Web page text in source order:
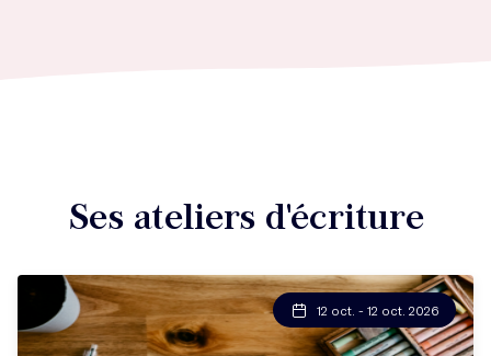
Ses ateliers d'écriture
12 oct. - 12 oct. 2026